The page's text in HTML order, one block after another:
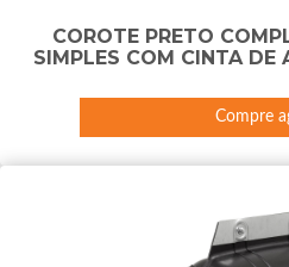
COROTE PRETO
SIMPLES COM CINTA DE
Compre